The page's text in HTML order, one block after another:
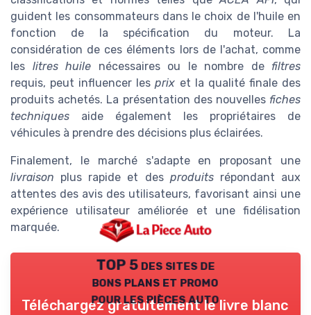
guident les consommateurs dans le choix de l'huile en
fonction de la spécification du moteur. La
considération de ces éléments lors de l'achat, comme
les litres huile nécessaires ou le nombre de filtres
requis, peut influencer lesprix et la qualité finale des
produits achetés. La présentation des nouvelles fiches
techniques aide également les propriétaires de
véhicules à prendre des décisions plus éclairées.
Finalement, le marché s'adapte en proposant une
livraison plus rapide et des produitsrépondant aux
attentes des avis des utilisateurs, favorisant ainsi une
expérience utilisateur améliorée et une fidélisation
marquée.
TOP 5 des sites de
bons plans et promo
pour les pièces auto
Téléchargez gratuitement le livre blanc